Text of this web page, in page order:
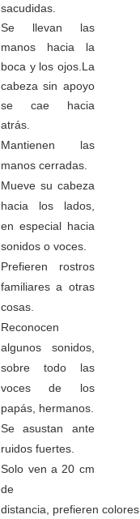
sacudidas.
Se llevan las
manos hacia la
boca y los ojos. La
cabeza sin apoyo
se cae hacia
atrás.
Mantienen las
manos cerradas.
Mueve su cabeza
hacia los lados,
en especial hacia
sonidos o voces.
Prefieren rostros
familiares a otras
cosas.
Reconocen
algunos sonidos,
sobre todo las
voces de los
papás, hermanos.
Se asustan ante
ruidos fuertes.
Solo ven a 20 cm
de
distancia, prefieren colores